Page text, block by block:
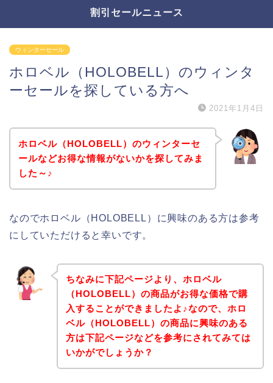
割引セールニュース
ウィンターセール
ホロベル（HOLOBELL）のウィンタ
ーセールを探している方へ
2021年1月4日
ホロベル（HOLOBELL）のウィンターセ
ールなどお得な情報がないかを探してみま
した～♪
なのでホロベル（HOLOBELL）に興味のある方は参考
にしていただけると幸いです。
ちなみに下記ページより、ホロベル
（HOLOBELL）の商品がお得な価格で購
入することができましたよ♪なので、ホロ
ベル（HOLOBELL）の商品に興味のある
方は下記ページなどを参考にされてみては
いかがでしょうか？